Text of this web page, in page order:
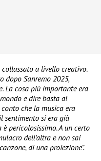
a livello creativo.
dopo Sanremo 2025,
La cosa più importante era
e dire basta al
che la musica era
sentimento si era già
pericolosissimo. A un certo
dell’altra e non sai
di una proiezione”.